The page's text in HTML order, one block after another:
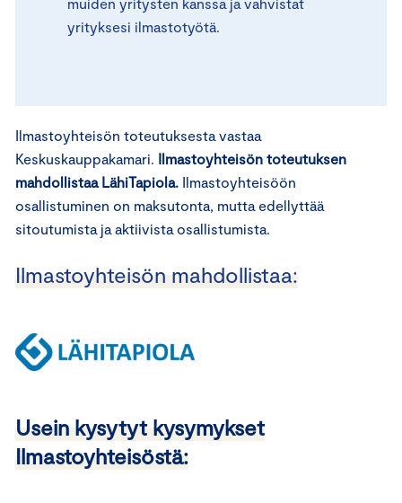
yrityksesi ilmastotyötä.
Ilmastoyhteisön toteutuksesta vastaa
Keskuskauppakamari. Ilmastoyhteisön toteutuksen
mahdollistaa LähiTapiola. Ilmastoyhteisöön
osallistuminen on maksutonta, mutta edellyttää
sitoutumista ja aktiivista osallistumista.
Ilmastoyhteisön mahdollistaa:
Usein kysytyt kysymykset
Ilmastoyhteisöstä: